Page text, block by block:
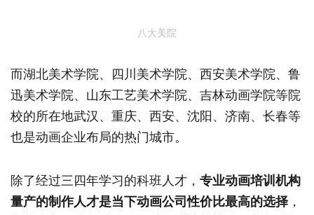
八大美院
而湖北美术学院、四川美术学院、西安美术学院、鲁
迅美术学院、山东工艺美术学院、吉林动画学院等院
校的所在地武汉、重庆、西安、沈阳、济南、长春等
也是动画企业布局的热门城市。
除了经过三四年学习的科班人才， 专业动画培训机构
量产的制作人才是当下动画公司性价比最高的选择 ，